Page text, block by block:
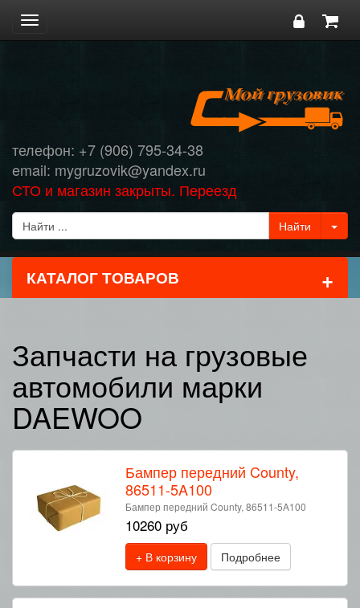
Toggle
navigation
телефон: +7 (906) 795-34-38
email: mygruzovik@yandex.ru
СТО и магазин закрыты. Переезд
КАТАЛОГ ТОВАРОВ +
Запчасти на грузовые
автомобили марки
DAEWOO
Бампер передний County,
86511-5A100
Бампер передний County, 86511-5A100
10260 руб
+ В корзину Подробнее